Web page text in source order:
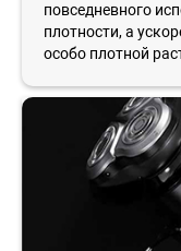
повседневного
плотности, а
особо плотной